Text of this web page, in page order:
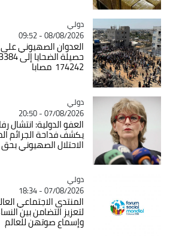
Catégorie
دولي
08/08/2026 - 09:52
العدوان الصهيوني على
174242 مصابا
Catégorie
دولي
07/08/2026 - 20:50
يكشف فداحة الجرائم
الاحتلال الصهيوني بحق
Catégorie
دولي
07/08/2026 - 18:34
المنتدى الاجتماعي
لتعزيز التضامن بين
وإسماع صوتهن للعالم